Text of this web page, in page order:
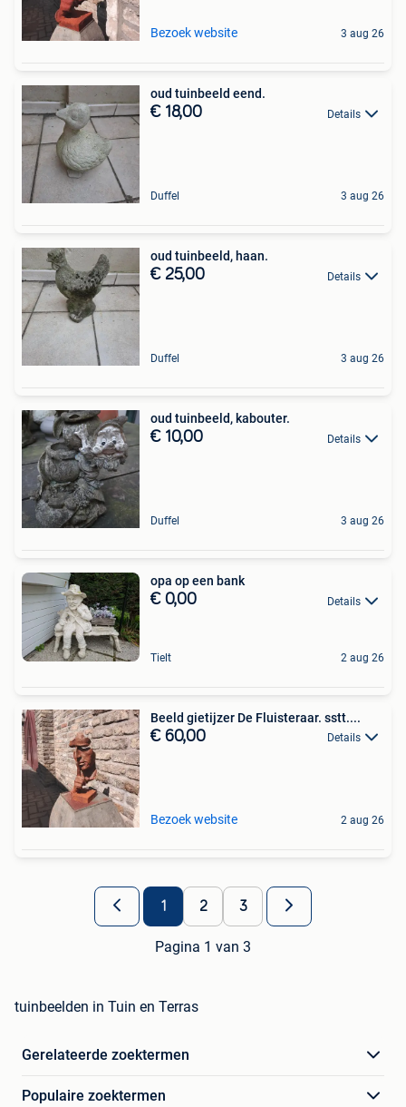
Bezoek website 3 aug 26
oud tuinbeeld eend.
€ 18,00 Details
Duffel 3 aug 26
oud tuinbeeld, haan.
€ 25,00 Details
Duffel 3 aug 26
oud tuinbeeld, kabouter.
€ 10,00 Details
Duffel 3 aug 26
opa op een bank
€ 0,00 Details
Tielt 2 aug 26
Beeld gietijzer De Fluisteraar. sstt....
€ 60,00 Details
Bezoek website 2 aug 26
1 2 3
Pagina 1 van 3
tuinbeelden in Tuin en Terras
Gerelateerde zoektermen
Populaire zoektermen